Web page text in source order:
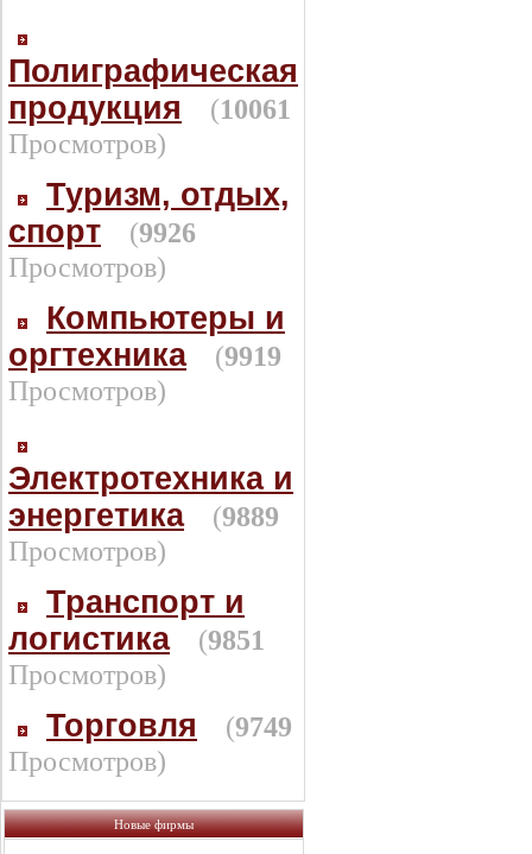
Полиграфическая
продукция
(10061
Просмотров)
Туризм, отдых,
спорт
(9926
Просмотров)
Компьютеры и
оргтехника
(9919
Просмотров)
Электротехника и
энергетика
(9889
Просмотров)
Транспорт и
логистика
(9851
Просмотров)
Торговля (9749
Просмотров)
Новые фирмы